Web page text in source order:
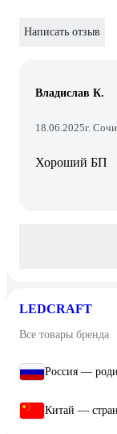
Написать отзыв
Владислав К.
18.06.2025г. Сочи
Хороший БП
LEDCRAFT
Все товары бренда
Россия —
Китай —